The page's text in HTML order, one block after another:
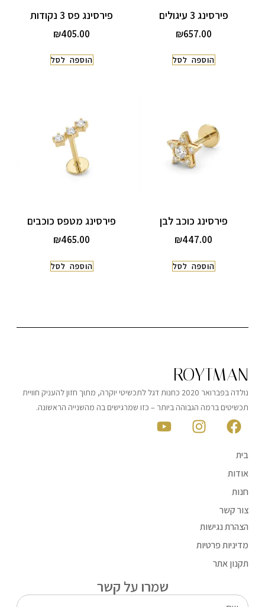
פירסינג 3 עיגולים
₪657.00
הוספה לסל
פירסינג פס 3 נקודות
₪405.00
הוספה לסל
פירסינג כוכב לבן
₪447.00
הוספה לסל
פירסינג מטפס כוכבים
₪465.00
הוספה לסל
ROYTMAN
נולדה בפברואר 2020 כחנות דגל לתכשיטי יוקרה, מתוך חזון להעניק חוויית
תכשיטים ברמה הגבוהה ביותר – כזו שמרגישים בה מהשנייה הראשונה.
בית
אודות
חנות
צור קשר
הצהרת נגישות
מדיניות פרטיות
תקנון אתר
שמרו על קשר